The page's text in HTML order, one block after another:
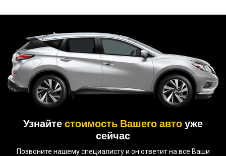
Узнайтестоимость Вашего автоуже
сейчас
Позвоните нашему специалисту и он ответит на все Ваши